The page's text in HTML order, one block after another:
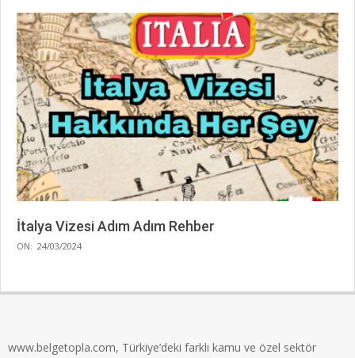
İtalya Vizesi Adım Adım Rehber
2024-
ON: 24/03/2024
www.belgetopla.com, Türkiye’deki farklı kamu ve özel sektör